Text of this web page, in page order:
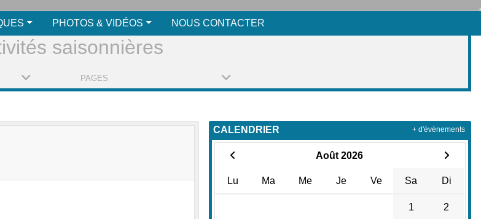
PHOTOS & VIDÉOS NOUS CONTACTER
saisonnières
PAGES
CALENDRIER
Août 2026
Lu Ma Me Je Ve Sa Di
1 2
+ d'évènements